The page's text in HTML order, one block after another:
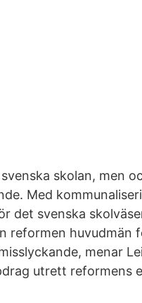
skolan, men
Med
det svenska
reformen huvudmän
menar
utrett reformens